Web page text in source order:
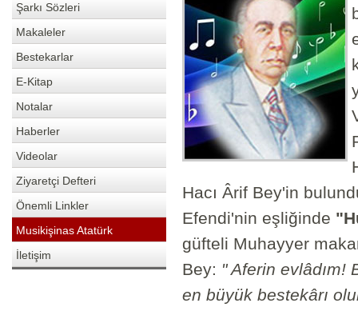
Şarkı Sözleri
Makaleler
Bestekarlar
E-Kitap
Notalar
Haberler
Videolar
Ziyaretçi Defteri
Önemli Linkler
Musikişinas Atatürk
İletişim
Hacı Ârif Bey'in
Efendi'nin eşliğinde
güfteli Muhayyer
Bey: " Aferin evlâdım!
en büyük bestekârı